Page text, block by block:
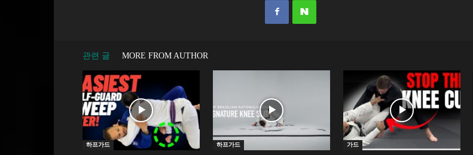
진
관련 글 MORE FROM AUTHOR
하프가드 하프가드 가드